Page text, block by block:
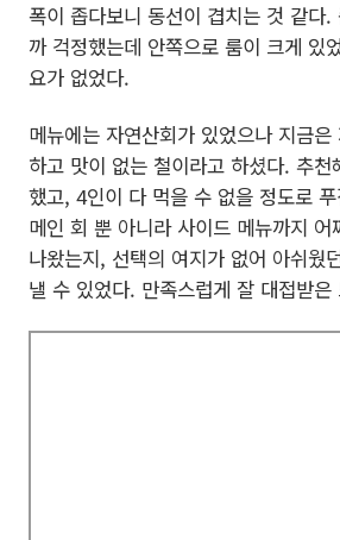
폭이 좁다보니 동선이 겹치는 것 같다
까 걱정했는데 안쪽으로 룸이 크게 있
요가 없었다.
메뉴에는 자연산회가 있었으나 지금
하고 맛이 없는 철이라고 하셨다. 추
했고, 4인이 다 먹을 수 없을 정도로
메인 회 뿐 아니라 사이드 메뉴까지
나왔는지, 선택의 여지가 없어 아쉬웠
낼 수 있었다. 만족스럽게 잘 대접받은